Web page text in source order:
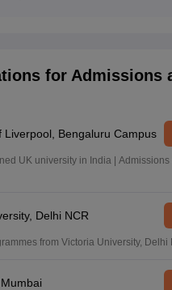
for Admissions
Liverpool, Bengaluru Campus
UK university in India | Admissions
Delhi NCR
from Victoria University, Delhi